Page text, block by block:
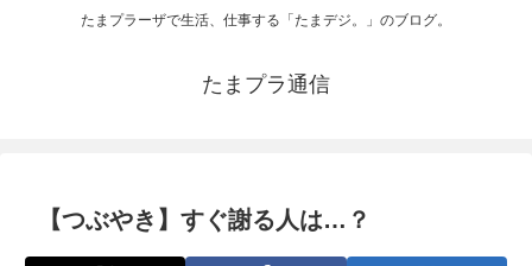
たまプラーザで生活、仕事する「たまデジ。」のブログ。
たまプラ通信
【つぶやき】すぐ謝る人は…？